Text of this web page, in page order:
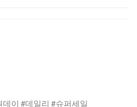
데이 #데일리 #슈퍼세일